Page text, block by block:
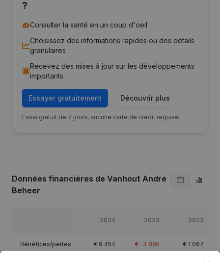
?
Consulter la santé en un coup d'oeil
Choisissez des informations rapides ou des détails
granulaires
Recevez des mises à jour sur les développements
importants
Essayer gratuitement Découvrir plus
Essai gratuit de 7 jours, aucune carte de crédit requise.
Données financières de Vanhout Andre
Beheer
2024 2023 2022
Bénéfices/pertes € 9 454 € -3 895 € 1 067